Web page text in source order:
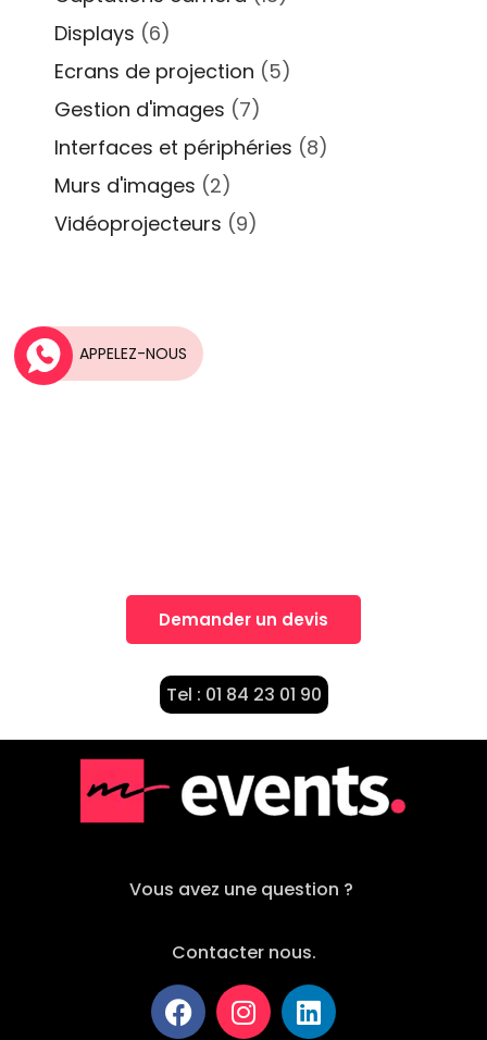
Displays (6)
Ecrans de projection (5)
Gestion d'images (7)
Interfaces et périphéries (8)
Murs d'images (2)
Vidéoprojecteurs (9)
Demander un devis
Tel : 01 84 23 01 90
Vous avez une question ?
Contacter nous.
APPELEZ-NOUS